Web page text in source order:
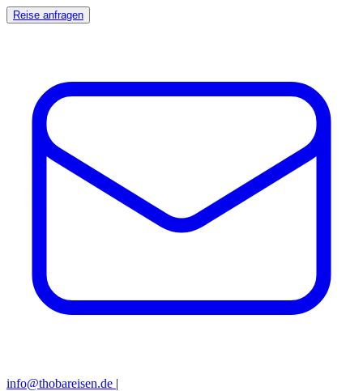
Reise anfragen
info@thobareisen.de |